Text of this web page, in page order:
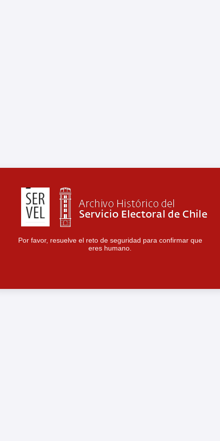
Por favor, resuelve el reto de seguridad para confirmar que
eres humano.